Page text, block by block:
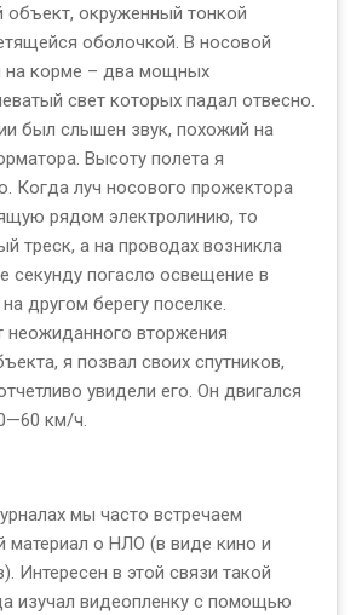
объект, окруженный тонкой
оболочкой. В носовой
на корме – два мощных
свет которых падал отвесно.
был слышен звук, похожий на
Высоту полета я
Когда луч носового прожектора
рядом электролинию, то
треск, а на проводах возникла
секунду погасло освещение в
другом берегу поселке.
вторжения
я позвал своих спутников,
увидели его. Он двигался
км/ч.
мы часто встречаем
материал о НЛО (в виде кино и
Интересен в этой связи такой
изучал видеопленку с помощью